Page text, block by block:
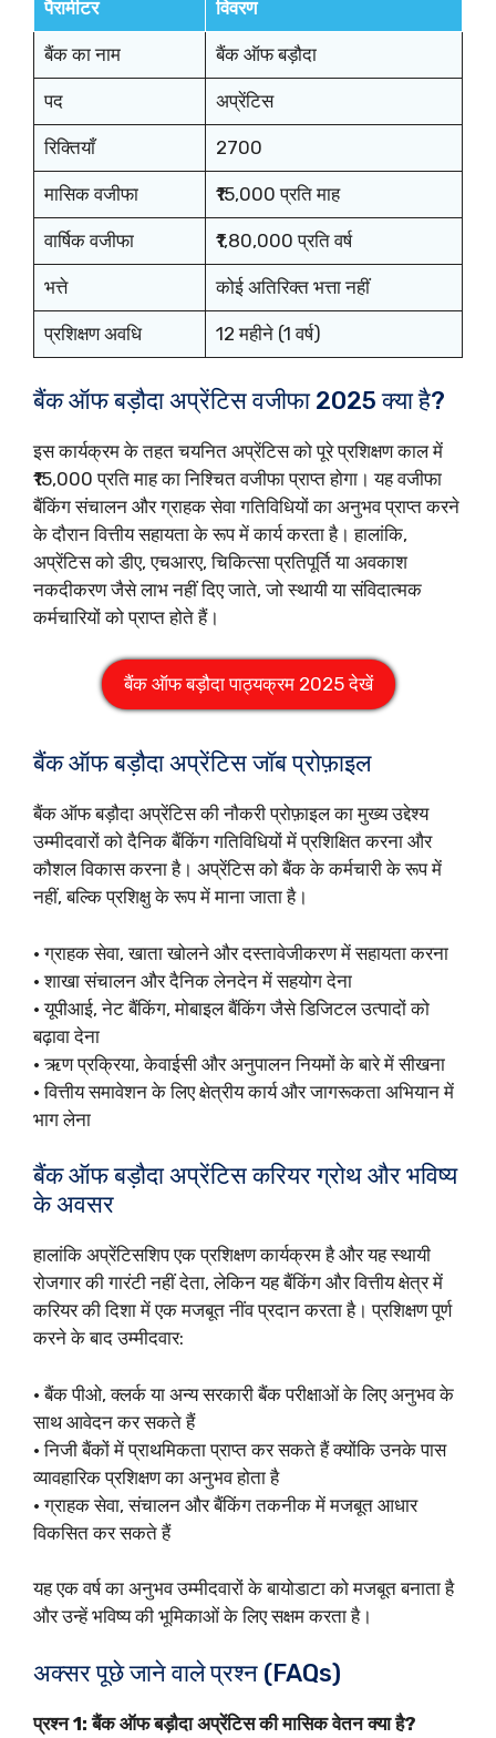
पैरामीटर विवरण
बैंक का नाम बैंक ऑफ बड़ौदा
पद अप्रेंटिस
रिक्तियाँ 2700
मासिक वजीफा ₹15,000 प्रति माह
वार्षिक वजीफा ₹1,80,000 प्रति वर्ष
भत्ते कोई अतिरिक्त भत्ता नहीं
प्रशिक्षण अवधि 12 महीने (1 वर्ष)
बैंक ऑफ बड़ौदा अप्रेंटिस वजीफा 2025 क्या है?
इस कार्यक्रम के तहत चयनित अप्रेंटिस को पूरे प्रशिक्षण काल में
₹15,000 प्रति माह का निश्चित वजीफा प्राप्त होगा। यह वजीफा
बैंकिंग संचालन और ग्राहक सेवा गतिविधियों का अनुभव प्राप्त करने
के दौरान वित्तीय सहायता के रूप में कार्य करता है। हालांकि,
अप्रेंटिस को डीए, एचआरए, चिकित्सा प्रतिपूर्ति या अवकाश
नकदीकरण जैसे लाभ नहीं दिए जाते, जो स्थायी या संविदात्मक
कर्मचारियों को प्राप्त होते हैं।
बैंक ऑफ बड़ौदा पाठ्यक्रम 2025 देखें
बैंक ऑफ बड़ौदा अप्रेंटिस जॉब प्रोफ़ाइल
बैंक ऑफ बड़ौदा अप्रेंटिस की नौकरी प्रोफ़ाइल का मुख्य उद्देश्य
उम्मीदवारों को दैनिक बैंकिंग गतिविधियों में प्रशिक्षित करना और
कौशल विकास करना है। अप्रेंटिस को बैंक के कर्मचारी के रूप में
नहीं, बल्कि प्रशिक्षु के रूप में माना जाता है।
• ग्राहक सेवा, खाता खोलने और दस्तावेजीकरण में सहायता करना
• शाखा संचालन और दैनिक लेनदेन में सहयोग देना
• यूपीआई, नेट बैंकिंग, मोबाइल बैंकिंग जैसे डिजिटल उत्पादों को
बढ़ावा देना
• ऋण प्रक्रिया, केवाईसी और अनुपालन नियमों के बारे में सीखना
• वित्तीय समावेशन के लिए क्षेत्रीय कार्य और जागरूकता अभियान में
भाग लेना
बैंक ऑफ बड़ौदा अप्रेंटिस करियर ग्रोथ और भविष्य
के अवसर
हालांकि अप्रेंटिसशिप एक प्रशिक्षण कार्यक्रम है और यह स्थायी
रोजगार की गारंटी नहीं देता, लेकिन यह बैंकिंग और वित्तीय क्षेत्र में
करियर की दिशा में एक मजबूत नींव प्रदान करता है। प्रशिक्षण पूर्ण
करने के बाद उम्मीदवार:
• बैंक पीओ, क्लर्क या अन्य सरकारी बैंक परीक्षाओं के लिए अनुभव के
साथ आवेदन कर सकते हैं
• निजी बैंकों में प्राथमिकता प्राप्त कर सकते हैं क्योंकि उनके पास
व्यावहारिक प्रशिक्षण का अनुभव होता है
• ग्राहक सेवा, संचालन और बैंकिंग तकनीक में मजबूत आधार
विकसित कर सकते हैं
यह एक वर्ष का अनुभव उम्मीदवारों के बायोडाटा को मजबूत बनाता है
और उन्हें भविष्य की भूमिकाओं के लिए सक्षम करता है।
अक्सर पूछे जाने वाले प्रश्न (FAQs)
प्रश्न 1: बैंक ऑफ बड़ौदा अप्रेंटिस की मासिक वेतन क्या है?